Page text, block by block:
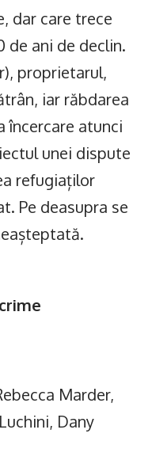
dar care trece
de ani de declin.
proprietarul,
iar răbdarea
încercare atunci
unei dispute
refugiaților
Pe deasupra se
Marder,
Dany